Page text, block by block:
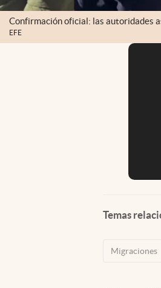
Confirmación oficial: las autoridades
EFE
Temas
Migraciones